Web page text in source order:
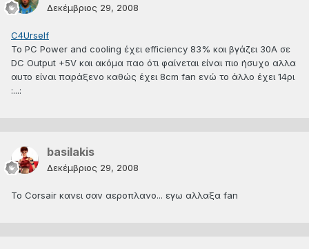
Δεκέμβριος 29, 2008
C4Urself
To PC Power and cooling έχει efficiency 83% και βγάζει 30A σε
DC Output +5V και ακόμα παο ότι φαίνεται είναι πιο ήσυχο αλλα
αυτο είναι παράξενο καθώς έχει 8cm fan ενώ το άλλο έχει 14ρι
:...:
basilakis
Δεκέμβριος 29, 2008
Το Corsair κανει σαν αεροπλανο... εγω αλλαξα fan